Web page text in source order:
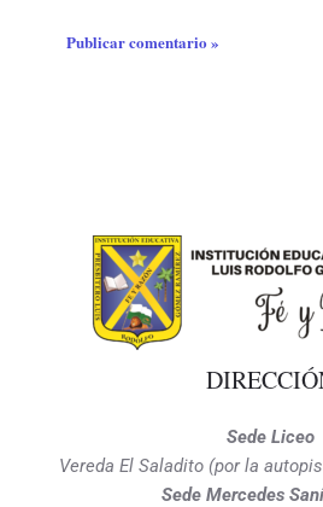
Sede Liceo
Vereda El Saladito (por la
Sede Mercedes